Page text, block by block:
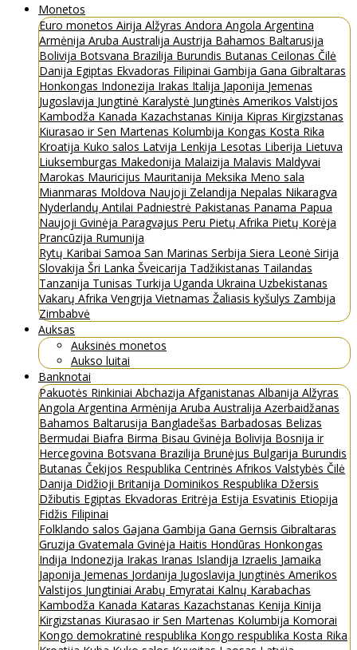
Monetos
Euro monetos Airija Alžyras Andora Angola Argentina
Armėnija Aruba Australija Austrija Bahamos Baltarusija
Bolivija Botsvana Brazilija Burundis Butanas Ceilonas Čilė
Danija Egiptas Ekvadoras Filipinai Gambija Gana Gibraltaras
Honkongas Indonezija Irakas Italija Japonija Jemenas
Jugoslavija Jungtinė Karalystė Jungtinės Amerikos Valstijos
Kambodža Kanada Kazachstanas Kinija Kipras Kirgizstanas
Kiurasao ir Sen Martenas Kolumbija Kongas Kosta Rika
Kroatija Kuko salos Latvija Lenkija Lesotas Liberija Lietuva
Liuksemburgas Makedonija Malaizija Malavis Maldyvai
Marokas Mauricijus Mauritanija Meksika Meno sala
Mianmaras Moldova Naujoji Zelandija Nepalas Nikaragva
Nyderlandų Antilai Padniestrė Pakistanas Panama Papua
Naujoji Gvinėja Paragvajus Peru Pietų Afrika Pietų Korėja
Prancūzija Rumunija
Rytų Karibai Samoa San Marinas Serbija Siera Leonė Sirija
Slovakija Šri Lanka Šveicarija Tadžikistanas Tailandas
Tanzanija Tunisas Turkija Uganda Ukraina Uzbekistanas
Vakarų Afrika Vengrija Vietnamas Žaliasis kyšulys Zambija
Zimbabvė
Auksas
Auksinės monetos
Aukso luitai
Banknotai
Pakuotės Rinkiniai Abchazija Afganistanas Albanija Alžyras
Angola Argentina Armėnija Aruba Australija Azerbaidžanas
Bahamos Baltarusija Bangladešas Barbadosas Belizas
Bermudai Biafra Birma Bisau Gvinėja Bolivija Bosnija ir
Hercegovina Botsvana Brazilija Brunėjus Bulgarija Burundis
Butanas Čekijos Respublika Centrinės Afrikos Valstybės Čilė
Danija Didžioji Britanija Dominikos Respublika Džersis
Džibutis Egiptas Ekvadoras Eritrėja Estija Esvatinis Etiopija
Fidžis Filipinai
Folklando salos Gajana Gambija Gana Gernsis Gibraltaras
Gruzija Gvatemala Gvinėja Haitis Hondūras Honkongas
Indija Indonezija Irakas Iranas Islandija Izraelis Jamaika
Japonija Jemenas Jordanija Jugoslavija Jungtinės Amerikos
Valstijos Jungtiniai Arabų Emyratai Kalnų Karabachas
Kambodža Kanada Kataras Kazachstanas Kenija Kinija
Kirgizstanas Kiurasao ir Sen Martenas Kolumbija Komorai
Kongo demokratinė respublika Kongo respublika Kosta Rika